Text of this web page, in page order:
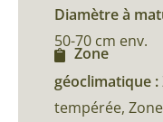
Diamètre à
50-70 cm env.
Zone
géoclimatique :
tempérée, Zone